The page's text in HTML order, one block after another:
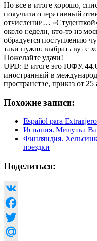
Но все в итоге хорошо,
получила оперативный
отчислении…
около недели, кто-то из
обрадуется поступлению
таки нужно выбрать вуз с
Пожелайте удачи!
UPD: В итоге это ЮФУ.
иностранный в
пространстве, приказ от 25
Похожие записи:
Español para
Испания. Минутка
Финляндия.
поездки
Поделиться:
VK
Facebook
Twitter